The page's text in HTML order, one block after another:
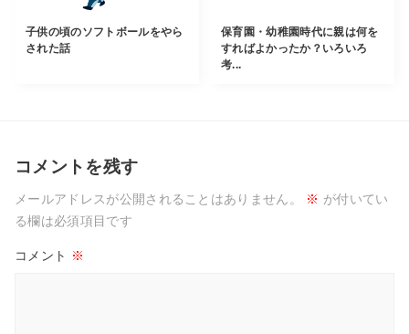
子供の頃のソフトボールをやら
された話
保育園・幼稚園時代に親は何を
すればよかったか？いろいろ
考...
コメントを残す
メールアドレスが公開されることはありません。 ※ が付いてい
る欄は必須項目です
コメント ※